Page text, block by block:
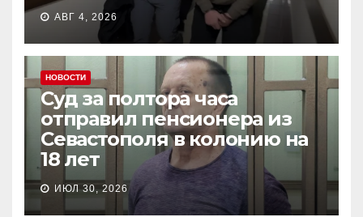
АВГ 4, 2026
НОВОСТИ
Суд за полтора часа
отправил пенсионера из
Севастополя в колонию на
18 лет
ИЮЛ 30, 2026